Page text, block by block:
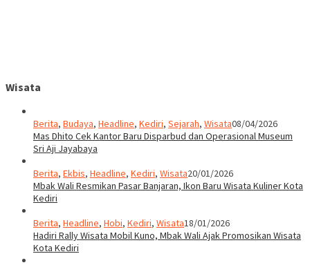
Wisata
Berita, Budaya, Headline, Kediri, Sejarah, Wisata08/04/2026
Mas Dhito Cek Kantor Baru Disparbud dan Operasional Museum
Sri Aji Jayabaya
Berita, Ekbis, Headline, Kediri, Wisata20/01/2026
Mbak Wali Resmikan Pasar Banjaran, Ikon Baru Wisata Kuliner Kota
Kediri
Berita, Headline, Hobi, Kediri, Wisata18/01/2026
Hadiri Rally Wisata Mobil Kuno, Mbak Wali Ajak Promosikan Wisata
Kota Kediri